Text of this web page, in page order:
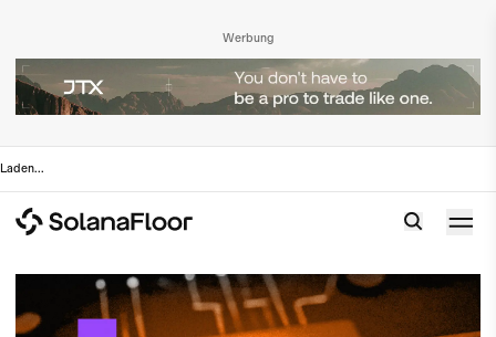
Werbung
Laden...